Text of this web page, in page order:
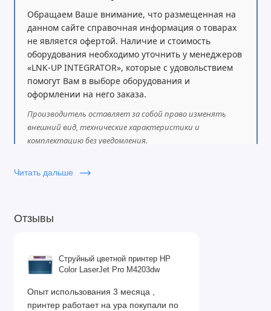
обновления 75 Гц и времени отклика 5 мс.
Обращаем Ваше внимание, что размещенная на
данном сайте справочная информация о товарах
не является офертой. Наличие и стоимость
оборудования необходимо уточнить у менеджеров
«LNK-UP INTEGRATOR», которые с удовольствием
помогут Вам в выборе оборудования и
оформлении на него заказа.
Производитель оставляет за собой право изменять
внешний вид, технические характеристики и
комплектацию без уведомления.
Читать дальше
Отзывы
Струйный цветной принтер HP
Color LaserJet Pro M4203dw
Опыт использования 3 месяца ,
принтер работает на ура покупали по